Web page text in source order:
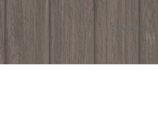
INICIO